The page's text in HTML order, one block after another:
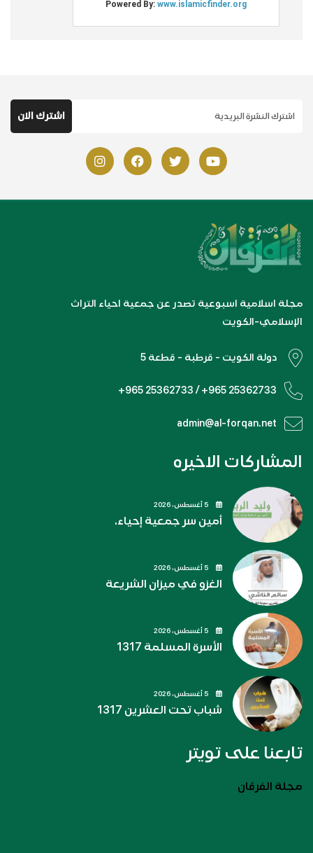
مجلة اسلامية اسبوعية تصدر عن جمعية احياء التراث
الإسلامي-الكويت
دولة الكويت - قرطبة - قطعة 5
+965 25362733 / +965 25362733
admin@al-forqan.net
المشاركات الاخيره
أمين سر جمعية إحياء.
الغزو في ميزان الشريعة
الأسرة المسلمة 1317
شباب تحت العشرين 1317
تابعنا على تويتر
مجلة الفرقان